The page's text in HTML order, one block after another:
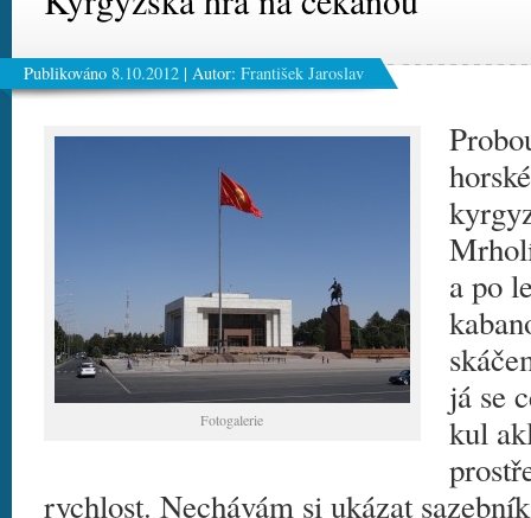
Publikováno 8.10.2012 | Autor: František Jaroslav
Fotogalerie
a po
já se
kul
rychlost. Nechávám si ukázat